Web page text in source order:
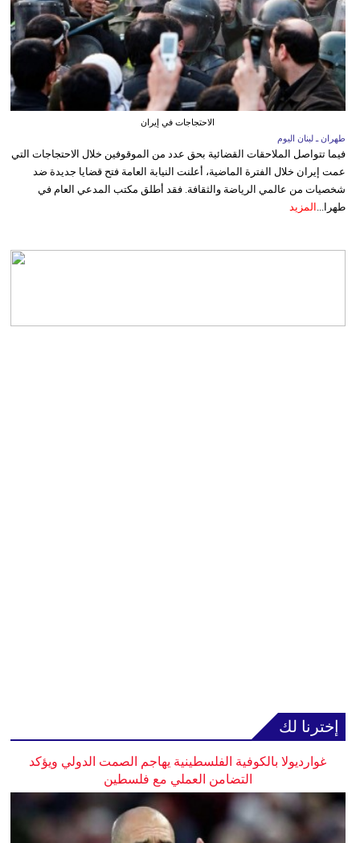
الاحتجاجات في إيران
طهران ـ لبنان اليوم
فيما تتواصل الملاحقات القضائية بحق عدد من الموقوفين خلال الاحتجاجات التي
عمت إيران خلال الفترة الماضية، أعلنت النيابة العامة فتح قضايا جديدة ضد
شخصيات من عالمي الرياضة والثقافة. فقد أطلق مكتب المدعي العام في
طهرا... المزيد
إخترنا لك
غوارديولا بالكوفية الفلسطينية يهاجم الصمت الدولي ويؤكد
التضامن العملي مع فلسطين